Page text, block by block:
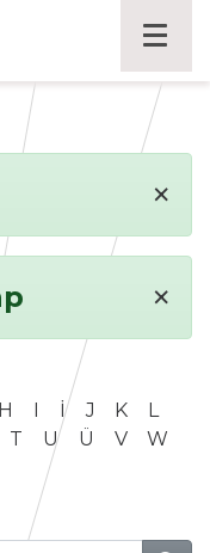
×
×
H I İ J K
L
T U Ü V
W